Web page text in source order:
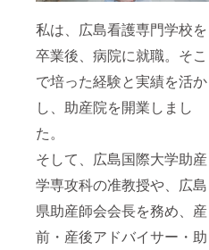
私は、広島看護専門学校を
卒業後、病院に就職。そこ
で培った経験と実績を活か
し、助産院を開業しまし
た。
そして、広島国際大学助産
学専攻科の准教授や、広島
県助産師会会長を務め、産
前・産後アドバイサー・助